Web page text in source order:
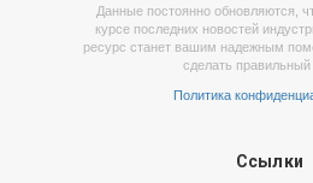
Данные постоянно обновляются,
курсе последних новостей
ресурс станет вашим надежным
сделать правильный
Политика
Ссылки